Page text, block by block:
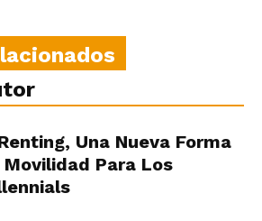
Una Nueva Forma
Movilidad Para Los